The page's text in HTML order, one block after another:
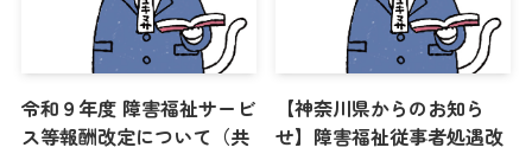
令和９年度 障害福祉サービ
ス等報酬改定について（共
【神奈川県からのお知ら
せ】障害福祉従事者処遇改